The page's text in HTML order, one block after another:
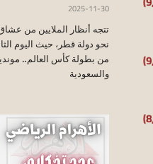
2025-11-30
تتجه أنظار الملايين من
والسعودية